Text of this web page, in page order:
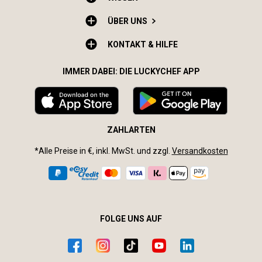
ÜBER UNS
KONTAKT & HILFE
IMMER DABEI: DIE LUCKYCHEF APP
ZAHLARTEN
*Alle Preise in €, inkl. MwSt. und zzgl. Versandkosten
FOLGE UNS AUF